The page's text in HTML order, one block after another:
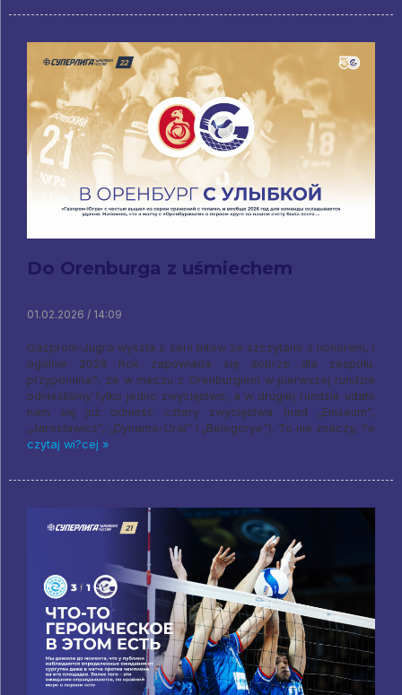
Do Orenburga z uśmiechem
01.02.2026 / 14:09
Gazprom-Jugra wyszła z serii bitew ze szczytami z honorem, i
ogólnie 2026 Rok zapowiada się dobrze dla zespołu.
przypomina?, że w meczu z Orenburgiem w pierwszej rundzie
odnieśliśmy tylko jedno zwycięstwo, a w drugiej rundzie udało
nam się już odnieść cztery zwycięstwa (nad „Eniseum”,
„Jarosławicz”, „Dynamo-Ural” i „Belogorye”). To nie znaczy, ?e
czytaj wi?cej »